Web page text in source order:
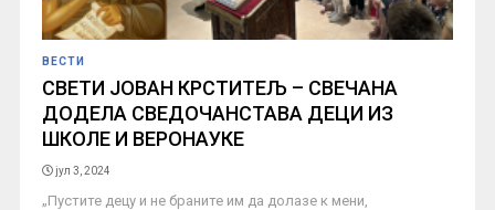
ВЕСТИ
СВЕТИ ЈОВАН КРСТИТЕЉ – СВЕЧАНА
ДОДЕЛА СВЕДОЧАНСТАВА ДЕЦИ ИЗ
ШКОЛЕ И ВЕРОНАУКЕ
јул 3, 2024
„Пустите децу и не браните им да долазе к мени,